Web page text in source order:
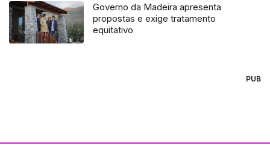
Governo da Madeira apresenta
propostas e exige tratamento
equitativo
PUB